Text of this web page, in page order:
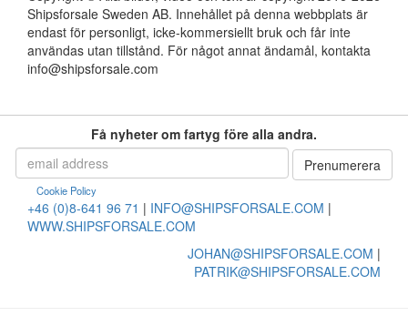
Shipsforsale Sweden AB. Innehållet på denna webbplats är
endast för personligt, icke-kommersiellt bruk och får inte
användas utan tillstånd. För något annat ändamål, kontakta
info@shipsforsale.com
Få nyheter om fartyg före alla andra.
Cookie Policy
+46 (0)8-641 96 71 | INFO@SHIPSFORSALE.COM |
WWW.SHIPSFORSALE.COM
JOHAN@SHIPSFORSALE.COM |
PATRIK@SHIPSFORSALE.COM